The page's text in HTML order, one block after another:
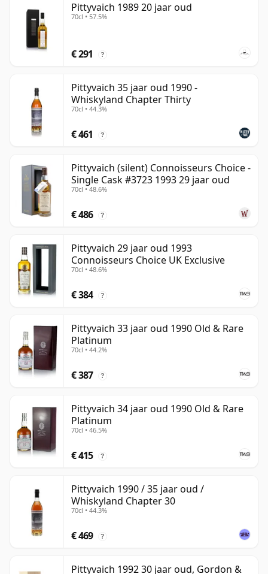
Pittyvaich 1989 20 jaar oud
70cl • 57.5%
€ 291 ?
Pittyvaich 35 jaar oud 1990 -
Whiskyland Chapter Thirty
70cl • 44.3%
€ 461 ?
Pittyvaich (silent) Connoisseurs Choice -
Single Cask #3723 1993 29 jaar oud
70cl • 48.6%
€ 486 ?
Pittyvaich 29 jaar oud 1993
Connoisseurs Choice UK Exclusive
70cl • 48.6%
€ 384 ?
Pittyvaich 33 jaar oud 1990 Old & Rare
Platinum
70cl • 44.2%
€ 387 ?
Pittyvaich 34 jaar oud 1990 Old & Rare
Platinum
70cl • 46.5%
€ 415 ?
Pittyvaich 1990 / 35 jaar oud /
Whiskyland Chapter 30
70cl • 44.3%
€ 469 ?
Pittyvaich 1992 30 jaar oud, Gordon &